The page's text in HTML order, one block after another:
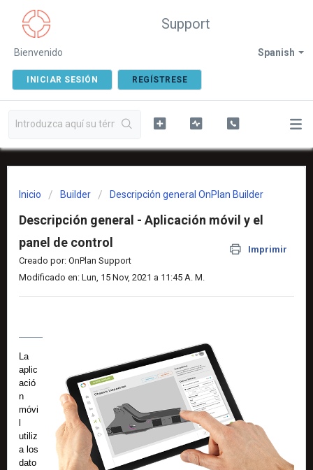
Support
Spanish
Bienvenido
INICIAR SESIÓN REGÍSTRESE
Inicio Builder Descripción general OnPlan Builder
Descripción general - Aplicación móvil y el
panel de control
Imprimir
Creado por: OnPlan Support
Modificado en: Lun, 15 Nov, 2021 a 11:45 A. M.
La
aplic
ació
n
móvi
utiliz
a los
dato